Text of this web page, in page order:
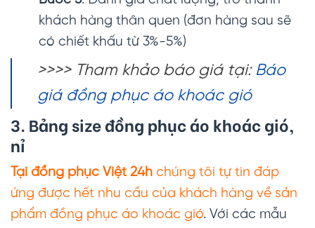
khách hàng thân quen (đơn hàng sau sẽ
có chiết khấu từ 3%-5%)
>>>> Tham khảo báo giá tại: Báo
giá đồng phục áo khoác gió
3. Bảng size đồng phục áo khoác gió,
nỉ
Tại đồng phục Việt 24h chúng tôi tự tin đáp
ứng được hết nhu cầu của khách hàng về sản
phẩm đồng phục áo khoác gió. Với các mẫu